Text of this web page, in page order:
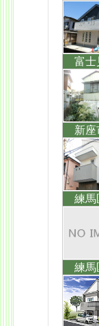
富
新
練
練馬